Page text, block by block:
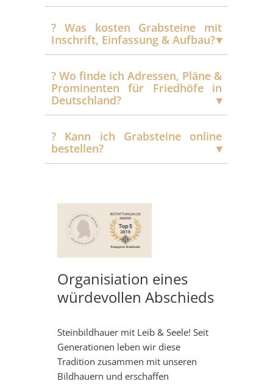
?️ Was kosten Grabsteine mit
Inschrift, Einfassung & Aufbau?
?️ Wo finde ich Adressen, Pläne &
Prominenten für Friedhöfe in
Deutschland?
?️ Kann ich Grabsteine online
bestellen?
Organisiation eines
würdevollen Abschieds
Steinbildhauer mit Leib & Seele! Seit
Generationen leben wir diese
Tradition zusammen mit unseren
Bildhauern und erschaffen